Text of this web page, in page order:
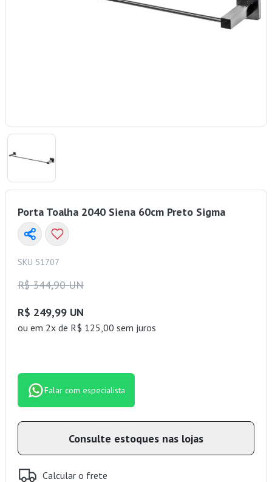
Porta Toalha 2040 Siena 60cm Preto Sigma
SKU 51707
R$ 344,90 UN
R$ 249,99 UN
ou em 2x de R$ 125,00 sem juros
Falar com especialista
Consulte estoques nas lojas
Calcular o frete